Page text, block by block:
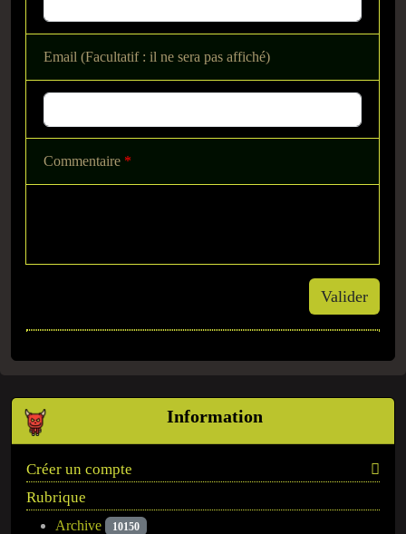
Information
Créer un compte
Rubrique
Archive 10150
Email (Facultatif : il ne sera pas affiché)
Commentaire *
Valider